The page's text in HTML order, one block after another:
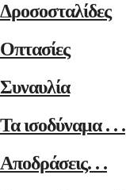
Δροσοσταλίδες
Οπτασίες
Συναυλία
Τα ισοδύναμα . . .
Αποδράσεις. . .